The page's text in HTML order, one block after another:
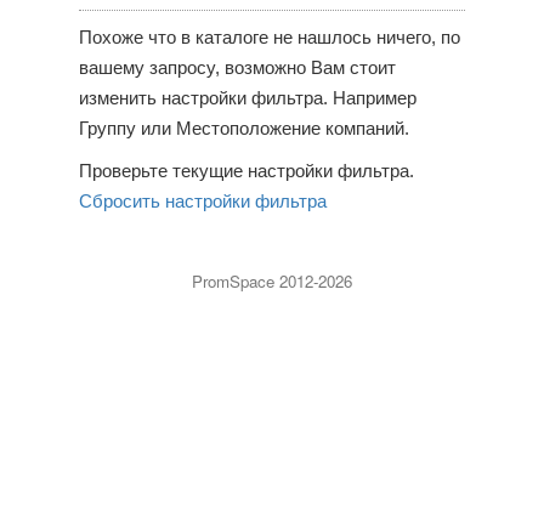
Похоже что в каталоге не нашлось ничего, по
вашему запросу, возможно Вам стоит
изменить настройки фильтра. Например
Группу или Местоположение компаний.
Проверьте текущие настройки фильтра.
Сбросить настройки фильтра
PromSpace 2012-2026